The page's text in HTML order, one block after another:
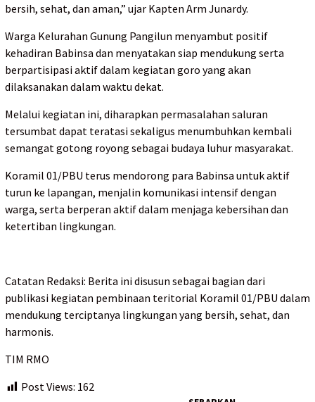
bersih, sehat, dan aman,” ujar Kapten Arm Junardy.
Warga Kelurahan Gunung Pangilun menyambut positif
kehadiran Babinsa dan menyatakan siap mendukung serta
berpartisipasi aktif dalam kegiatan goro yang akan
dilaksanakan dalam waktu dekat.
Melalui kegiatan ini, diharapkan permasalahan saluran
tersumbat dapat teratasi sekaligus menumbuhkan kembali
semangat gotong royong sebagai budaya luhur masyarakat.
Koramil 01/PBU terus mendorong para Babinsa untuk aktif
turun ke lapangan, menjalin komunikasi intensif dengan
warga, serta berperan aktif dalam menjaga kebersihan dan
ketertiban lingkungan.
Catatan Redaksi: Berita ini disusun sebagai bagian dari
publikasi kegiatan pembinaan teritorial Koramil 01/PBU dalam
mendukung terciptanya lingkungan yang bersih, sehat, dan
harmonis.
TIM RMO
Post Views: 162